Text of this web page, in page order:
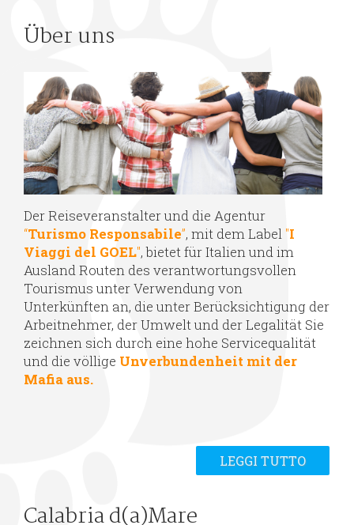
Über uns
Der Reiseveranstalter und die Agentur
“Turismo Responsabile”, mit dem Label "I
Viaggi del GOEL", bietet für Italien und im
Ausland Routen des verantwortungsvollen
Tourismus unter Verwendung von
Unterkünften an, die unter Berücksichtigung der
Arbeitnehmer, der Umwelt und der Legalität Sie
zeichnen sich durch eine hohe Servicequalität
und die völlige Unverbundenheit mit der
Mafia aus.
LEGGI TUTTO
Calabria d(a)Mare